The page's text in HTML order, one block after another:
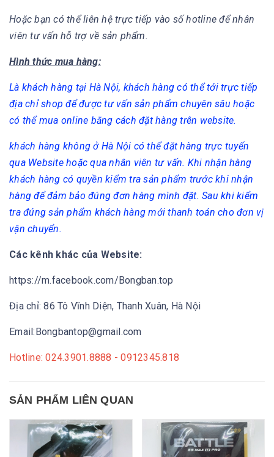
Hoặc bạn có thể liên hệ trực tiếp vào số hotline để nhân
viên tư vấn hỗ trợ về sản phẩm.
Hình thức mua hàng:
Là khách hàng tại Hà Nội, khách hàng có thể tới trực tiếp
địa chỉ shop để được tư vấn sản phẩm chuyên sâu hoặc
có thể mua online bằng cách đặt hàng trên website.
khách hàng không ở Hà Nội có thể đặt hàng trực tuyến
qua Website hoặc qua nhân viên tư vấn. Khi nhận hàng
khách hàng có quyền kiểm tra sản phẩm trước khi nhận
hàng để đảm bảo đúng đơn hàng mình đặt. Sau khi kiểm
tra đúng sản phẩm khách hàng mới thanh toán cho đơn vị
vận chuyển.
Các kênh khác của Website:
https://m.facebook.com/Bongban.top
Địa chỉ: 86 Tô Vĩnh Diện, Thanh Xuân, Hà Nội
Email:Bongbantop@gmail.com
Hotline: 024.3901.8888 - 0912345.818
SẢN PHẨM LIÊN QUAN